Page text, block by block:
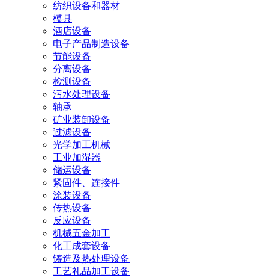
纺织设备和器材
模具
酒店设备
电子产品制造设备
节能设备
分离设备
检测设备
污水处理设备
轴承
矿业装卸设备
过滤设备
光学加工机械
工业加湿器
储运设备
紧固件、连接件
涂装设备
传热设备
反应设备
机械五金加工
化工成套设备
铸造及热处理设备
工艺礼品加工设备